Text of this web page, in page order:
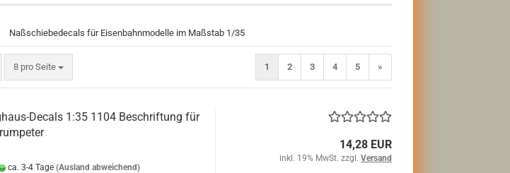
Naßschiebedecals für Eisenbahnmodelle im Maßstab 1/35
8 pro Seite
pro Seite 1 2 3 4 5 »
Decals 1:35 1104 Beschriftung für
ca. 3-4 Tage (Ausland abweichend)
14,28 EUR
inkl. 19% MwSt. zzgl. Versand